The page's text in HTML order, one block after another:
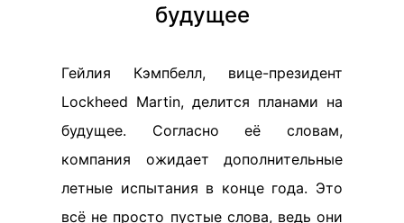
будущее
Гейлия Кэмпбелл, вице-президент
Lockheed Martin, делится планами на
будущее. Согласно её словам,
компания ожидает дополнительные
летные испытания в конце года. Это
всё не просто пустые слова, ведь они